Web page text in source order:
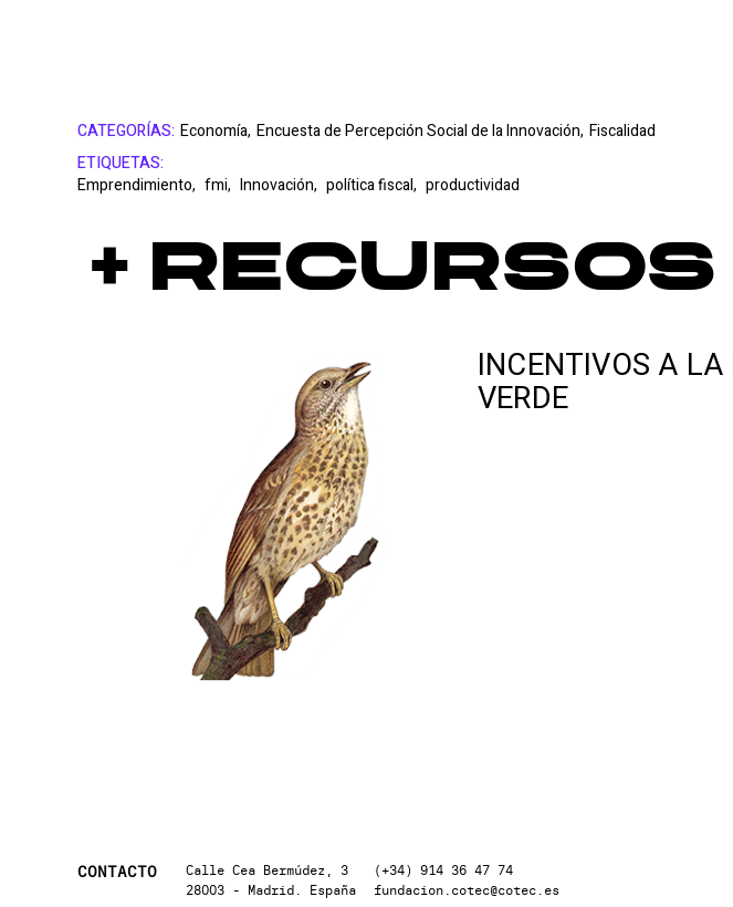
CATEGORÍAS: Economía, Encuesta de Percepción Social de la Innovación, Fiscalidad
ETIQUETAS:
Emprendimiento, fmi, Innovación, política fiscal, productividad
+ Recursos
INCENTIVOS A
VERDE
CONTACTO
Calle Cea Bermúdez, 3
28003 - Madrid. España
(+34) 914 36 47 74
fundacion.cotec@cotec.es